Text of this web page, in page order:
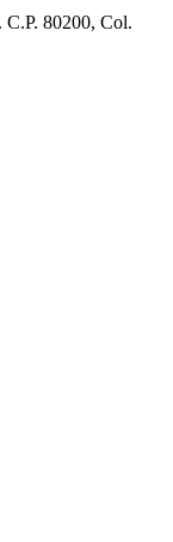
80200, Col.